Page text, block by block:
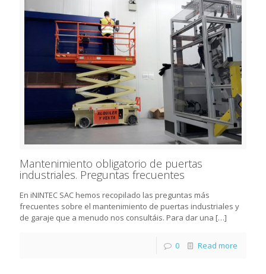
Mantenimiento obligatorio de puertas
industriales. Preguntas frecuentes
En iNINTEC SAC hemos recopilado las preguntas más
frecuentes sobre el mantenimiento de puertas industriales y
de garaje que a menudo nos consultáis. Para dar una […]
0 Read more